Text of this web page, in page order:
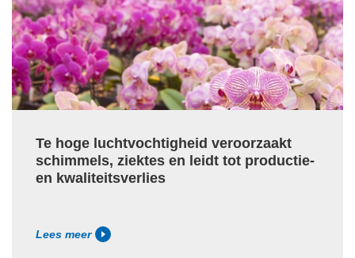
Te hoge luchtvochtigheid veroorzaakt
schimmels, ziektes en leidt tot productie-
en kwaliteitsverlies
Lees meer